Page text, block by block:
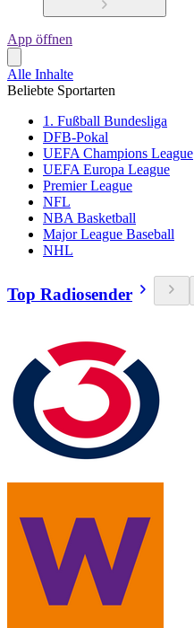
App öffnen
Alle Inhalte
Beliebte Sportarten
1. Fußball Bundesliga
DFB-Pokal
UEFA Champions League
UEFA Europa League
Premier League
NFL
NBA Basketball
Major League Baseball
NHL
Top Radiosender